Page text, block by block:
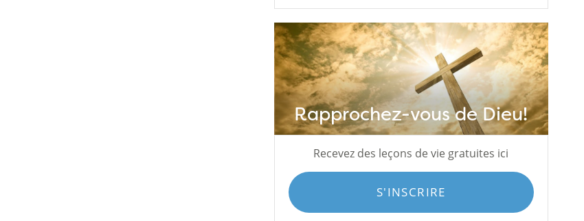
Rapprochez-vous de Dieu!
Recevez des leçons de vie gratuites ici
S'INSCRIRE